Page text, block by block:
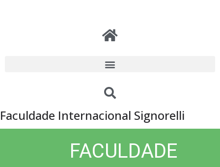
Faculdade Internacional Signorelli
FACULDADE